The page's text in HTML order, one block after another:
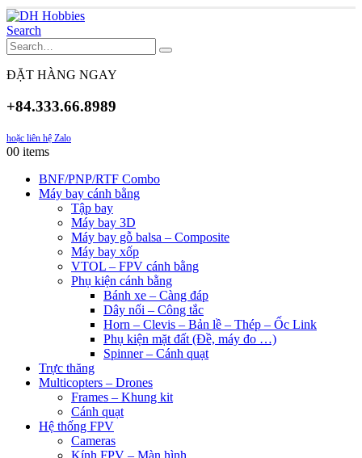
Search
ĐẶT HÀNG NGAY
+84.333.66.8989
hoặc liên hệ Zalo
00 items
BNF/PNP/RTF Combo
Máy bay cánh bằng
Tập bay
Máy bay 3D
Máy bay gỗ balsa – Composite
Máy bay xốp
VTOL – FPV cánh bằng
Phụ kiện cánh bằng
Bánh xe – Càng đáp
Dây nối – Công tắc
Horn – Clevis – Bản lề – Thép – Ốc Link
Phụ kiện mặt đất (Đề, máy đo …)
Spinner – Cánh quạt
Trực thăng
Multicopters – Drones
Frames – Khung kit
Cánh quạt
Hệ thống FPV
Cameras